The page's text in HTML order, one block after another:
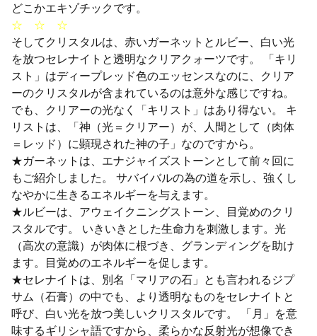
どこかエキゾチックです。
☆ ☆ ☆
そしてクリスタルは、赤いガーネットとルビー、白い光
を放つセレナイトと透明なクリアクォーツです。 「キリ
スト」はディープレッド色のエッセンスなのに、クリア
ーのクリスタルが含まれているのは意外な感じですね。
でも、クリアーの光なく「キリスト」はあり得ない。 キ
リストは、「神（光＝クリアー）が、人間として（肉体
＝レッド）に顕現された神の子」なのですから。
★ガーネットは、エナジャイズストーンとして前々回に
もご紹介しました。 サバイバルの為の道を示し、強くし
なやかに生きるエネルギーを与えます。
★ルビーは、アウェイクニングストーン、目覚めのクリ
スタルです。 いきいきとした生命力を刺激します。光
（高次の意識）が肉体に根づき、グランディングを助け
ます。目覚めのエネルギーを促します。
★セレナイトは、別名「マリアの石」とも言われるジプ
サム（石膏）の中でも、より透明なものをセレナイトと
呼び、白い光を放つ美しいクリスタルです。 「月」を意
味するギリシャ語ですから、柔らかな反射光が想像でき